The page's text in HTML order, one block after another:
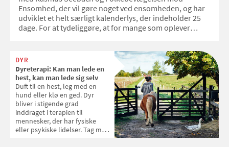
Ensomhed, der vil gøre noget ved ensomheden, og har
udviklet et helt særligt kalenderlys, der indeholder 25
dage. For at tydeliggøre, at for mange som oplever
ned til det samme. Lyset sælges fra 24.10 2022 for 35 kr. i
Kvickly-SuperBrugsen og Dagli´Brugsen over hele
Danmark.
DYR
Dyreterapi: Kan man lede en
hest, kan man lede sig selv
Duft til en hest, leg med en
hund eller klø en ged. Dyr
bliver i stigende grad
inddraget i terapien til
mennesker, der har fysiske
eller psykiske lidelser. Tag med